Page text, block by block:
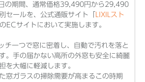
の期間、通常価格39,490円から29,490
セールを、公式通販サイト「
LIXILスト
ECサイトにおいて実施します。
チ一つで窓に密着し、自動で汚れを落と
。手の届かない高所の外窓も安全に綺麗
を大幅に軽減します。
窓ガラスの掃除需要が高まるこの時期